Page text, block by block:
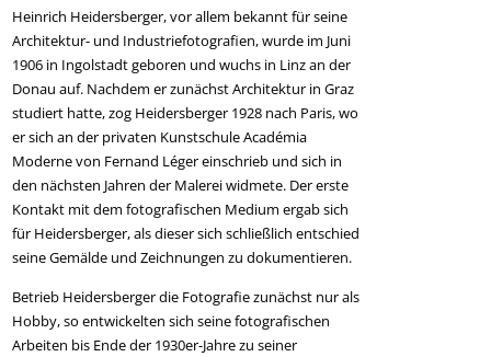
Heinrich Heidersberger, vor allem bekannt für seine
Architektur- und Industriefotografien, wurde im Juni
1906 in Ingolstadt geboren und wuchs in Linz an der
Donau auf. Nachdem er zunächst Architektur in Graz
studiert hatte, zog Heidersberger 1928 nach Paris, wo
er sich an der privaten Kunstschule Académia
Moderne von Fernand Léger einschrieb und sich in
den nächsten Jahren der Malerei widmete. Der erste
Kontakt mit dem fotografischen Medium ergab sich
für Heidersberger, als dieser sich schließlich entschied
seine Gemälde und Zeichnungen zu dokumentieren.
Betrieb Heidersberger die Fotografie zunächst nur als
Hobby, so entwickelten sich seine fotografischen
Arbeiten bis Ende der 1930er-Jahre zu seiner